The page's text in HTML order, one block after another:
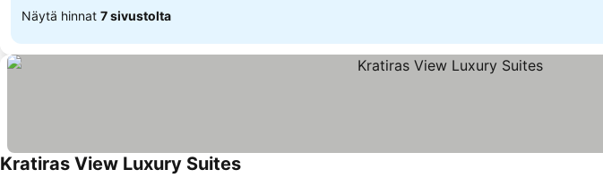
Näytä hinnat 7 sivustolta
Kratiras View Luxury Suites